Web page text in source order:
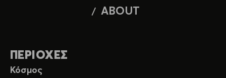
ABOUT
ΠΕΡΙΟΧΕΣ
Κόσμος